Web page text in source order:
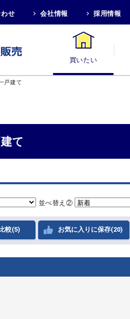
せ 会社情報 採用情報
買いたい
戸建て
て
並べ替え②
較(5) お気に入りに保存(20)